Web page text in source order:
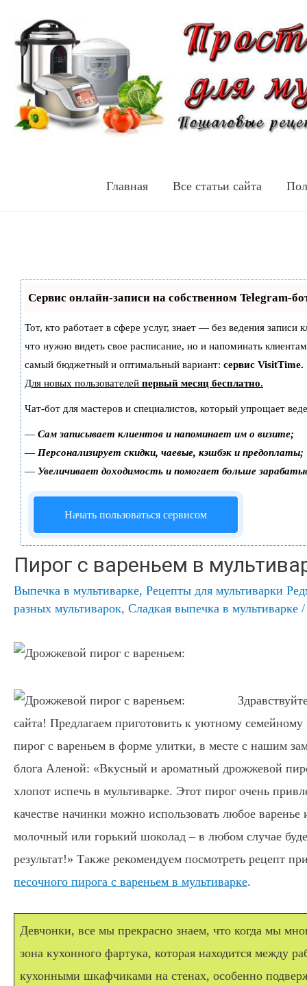
Главная Все статьи сайта
Сервис онлайн-записи на собственном Telegram-
Тот, кто работает в сфере услуг, знает — без ведения записи
что нужно видеть свое расписание, но и напоминать
самый бюджетный и оптимальный вариант: сервис VisitTime.
Для новых пользователей первый месяц бесплатно.
Чат-бот для мастеров и специалистов, который упрощает
— Сам записывает клиентов и напоминает им о визите;
— Персонализирует скидки, чаевые, кэшбэк и предоплаты;
— Увеличивает доходимость и помогает больше
Начать пользоваться сервисом
Пирог с вареньем в
Выпечка в мультиварке, Рецепты для мультиварки
разных мультиварок, Сладкая выпечка в мультиварке
сайта! Предлагаем приготовить к уютному
пирог с вареньем в форме улитки, в месте с нашим
блога Аленой: «Вкусный и ароматный дрожжевой
хлопот испечь в мультиварке. Этот пирог очень
качестве начинки можно использовать любое
молочный или горький шоколад – в любом случае
результат!» Также рекомендуем посмотреть рецепт
песочного пирога с вареньем в мультиварке.
Девчонки, все мы прекрасно знаем, что когда мы
зона кухонного фартука, которая находится между
кухонными шкафчиками на стенах, особенно